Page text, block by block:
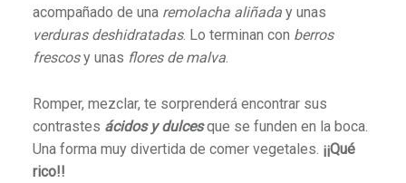
acompañado de una remolacha aliñaday unas
verduras deshidratadas. Lo terminan con berros
frescosy unas flores de malva.
Romper, mezclar, te sorprenderá encontrar sus
contrastes ácidos y dulcesque se funden en la boca.
Una forma muy divertida de comer vegetales. ¡¡Qué
rico!!